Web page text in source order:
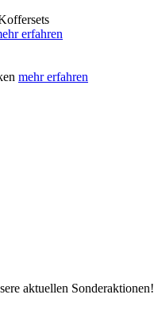
erfahren
mehr erfahren
aktuellen Sonderaktionen!